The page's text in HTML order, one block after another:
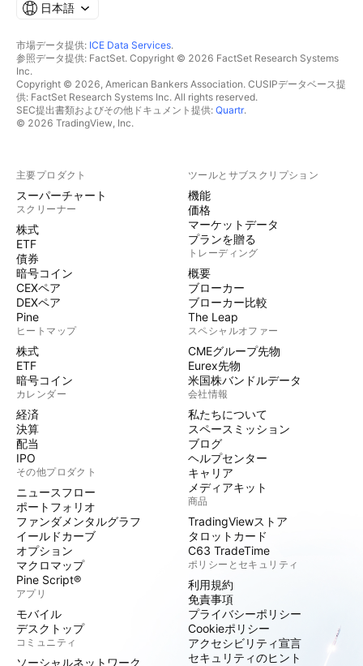
日本語
市場データ提供: ICE Data Services.
参照データ提供: FactSet. Copyright © 2026 FactSet Research Systems
Inc.
Copyright © 2026, American Bankers Association. CUSIPデータベース提
供: FactSet Research Systems Inc. All rights reserved.
SEC提出書類およびその他ドキュメント提供: Quartr.
© 2026 TradingView, Inc.
主要プロダクト
スーパーチャート
スクリーナー
株式
ETF
債券
暗号コイン
CEXペア
DEXペア
Pine
ヒートマップ
株式
ETF
暗号コイン
カレンダー
経済
決算
配当
IPO
その他プロダクト
ニュースフロー
ポートフォリオ
ファンダメンタルグラフ
イールドカーブ
オプション
マクロマップ
Pine Script®
アプリ
モバイル
デスクトップ
コミュニティ
ソーシャルネットワーク
ツールとサブスクリプション
機能
価格
マーケットデータ
プランを贈る
トレーディング
概要
ブローカー
ブローカー比較
The Leap
スペシャルオファー
CMEグループ先物
Eurex先物
米国株バンドルデータ
会社情報
私たちについて
スペースミッション
ブログ
ヘルプセンター
キャリア
メディアキット
商品
TradingViewストア
タロットカード
C63 TradeTime
ポリシーとセキュリティ
利用規約
免責事項
プライバシーポリシー
Cookieポリシー
アクセシビリティ宣言
セキュリティのヒント